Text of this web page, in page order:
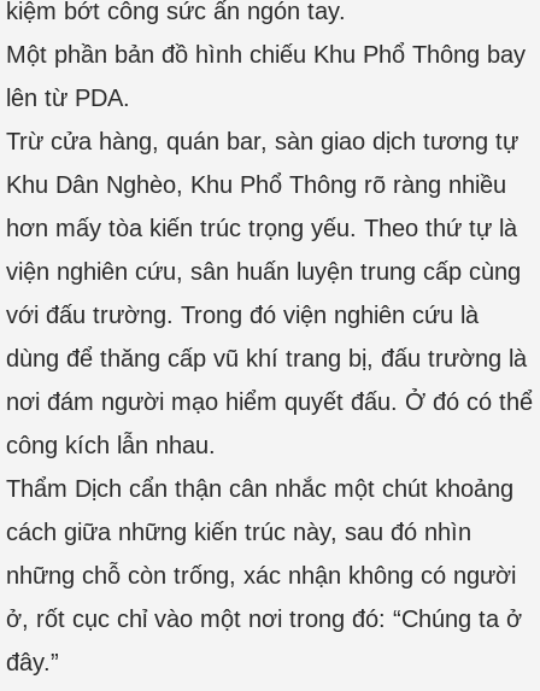
kiệm bớt công sức ấn ngón tay.
Một phần bản đồ hình chiếu Khu Phổ Thông bay
lên từ PDA.
Trừ cửa hàng, quán bar, sàn giao dịch tương tự
Khu Dân Nghèo, Khu Phổ Thông rõ ràng nhiều
hơn mấy tòa kiến trúc trọng yếu. Theo thứ tự là
viện nghiên cứu, sân huấn luyện trung cấp cùng
với đấu trường. Trong đó viện nghiên cứu là
dùng để thăng cấp vũ khí trang bị, đấu trường là
nơi đám người mạo hiểm quyết đấu. Ở đó có thể
công kích lẫn nhau.
Thẩm Dịch cẩn thận cân nhắc một chút khoảng
cách giữa những kiến trúc này, sau đó nhìn
những chỗ còn trống, xác nhận không có người
ở, rốt cục chỉ vào một nơi trong đó: “Chúng ta ở
đây.”